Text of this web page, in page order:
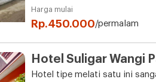
Harga mulai
Rp.450.000/permalam
Hotel Suligar Wangi
Hotel tipe melati satu ini